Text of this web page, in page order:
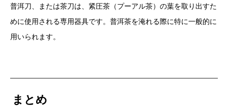
普洱刀、または茶刀は、紧圧茶（プーアル茶）の葉を取り出すた
めに使用される専用器具です。普洱茶を淹れる際に特に一般的に
用いられます。
まとめ